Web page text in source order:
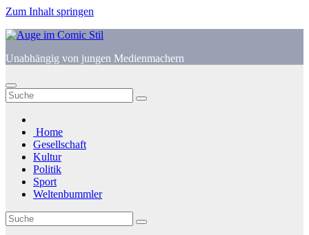
Zum Inhalt springen
Unabhängig von jungen Medienmachern
Home
Gesellschaft
Kultur
Politik
Sport
Weltenbummler